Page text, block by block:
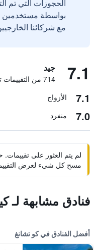
الحجوزات التي تم
مع شركائنا
7.1 جيد
714 من التقييمات تم التحقق منها
7.1 الأزواج
7.0 منفرد
لم يتم العثور على
مسح كل شيء لعرض
فنادق مشابهة لـ
أفضل الفنادق في كو تشانغ